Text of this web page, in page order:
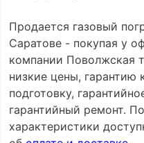
Продается газовый
Саратове - покупая у
компании Поволжская
низкие цены, гарантию
подготовку,
гарантийный ремонт.
характеристики